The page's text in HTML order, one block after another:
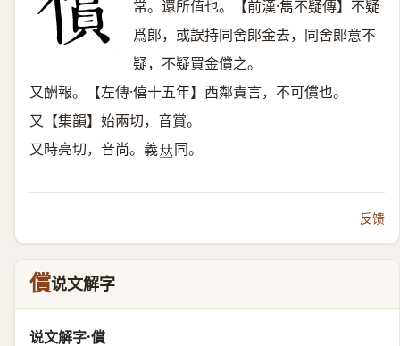
常。還所值也。【前漢·雋不疑傳】不疑
爲郞，或誤持同舍郞金去，同舍郞意不
疑，不疑買金償之。
又酬報。【左傳·僖十五年】西鄰責言，不可償也。
又【集韻】始兩切，音賞。
又時亮切，音尚。義𠀤同。
反馈
償说文解字
说文解字·償